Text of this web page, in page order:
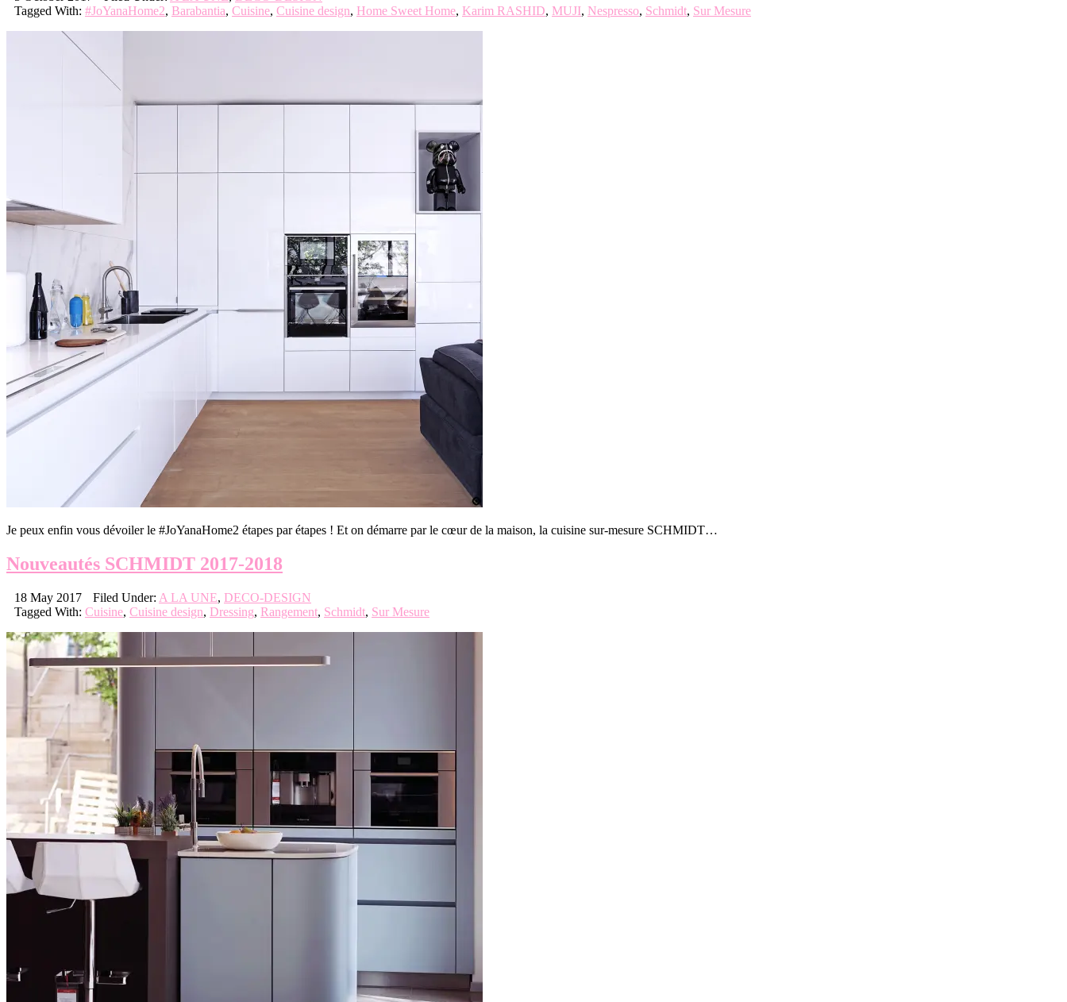
Tagged With: #JoYanaHome2, Barabantia, Cuisine, Cuisine design, Home Sweet Home, Karim RASHID, MUJI, Nespresso, Schmidt, Sur Mesure
Je peux enfin vous dévoiler le #JoYanaHome2 étapes par étapes ! Et on démarre par le cœur de la maison, la cuisine sur-mesure SCHMIDT…
Nouveautés SCHMIDT 2017-2018
18 May 2017 Filed Under: A LA UNE, DECO-DESIGN
Tagged With: Cuisine, Cuisine design, Dressing, Rangement, Schmidt, Sur Mesure